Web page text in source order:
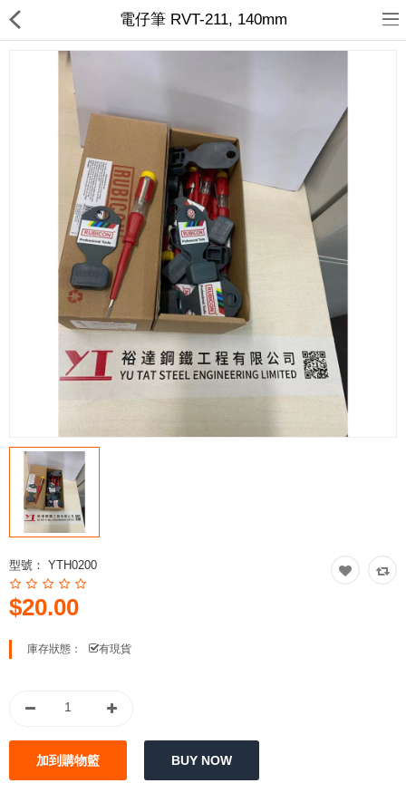
最新消息
送貨退款及私隱政策
Compare 收藏夾(0)
$
電仔筆 RVT-211, 140mm
型號： YTH0200
$20.00
庫存狀態： 有現貨